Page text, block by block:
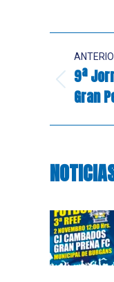
entre
anterior:
9ª
Gran